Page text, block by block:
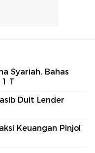
Syariah, Bahas
1 T
Duit Lender
Keuangan Pinjol